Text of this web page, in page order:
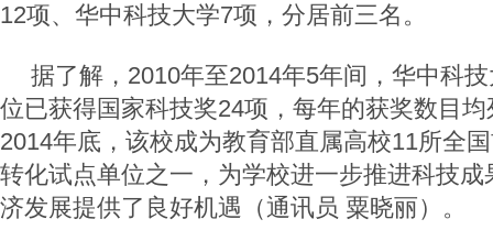
12项、华中科技大学7项，分居前三名。
据了解，2010年至2014年5年间，华中科
位已获得国家科技奖24项，每年的获奖数目
2014年底，该校成为教育部直属高校11所全
转化试点单位之一，为学校进一步推进科技
济发展提供了良好机遇（通讯员 粟晓丽）。